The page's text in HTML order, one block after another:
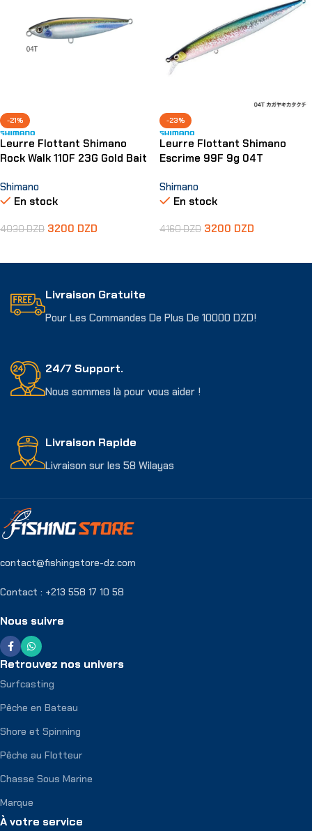
-21%
Leurre Flottant Shimano
Rock Walk 110F 23G Gold Bait
Shimano
En stock
4030DZD 3200 DZD
-23%
Leurre Flottant Shimano
Escrime 99F 9g 04T
Shimano
En stock
4160DZD 3200 DZD
Livraison Gratuite
Pour Les Commandes De Plus De 10000 DZD!
24/7 Support.
Nous sommes là pour vous aider !
Livraison Rapide
Livraison sur les 58 Wilayas
contact@fishingstore-dz.com
Contact : +213 558 17 10 58
Nous suivre
Retrouvez nos univers
Surfcasting
Pêche en Bateau
Shore et Spinning
Pêche au Flotteur
Chasse Sous Marine
Marque
À votre service